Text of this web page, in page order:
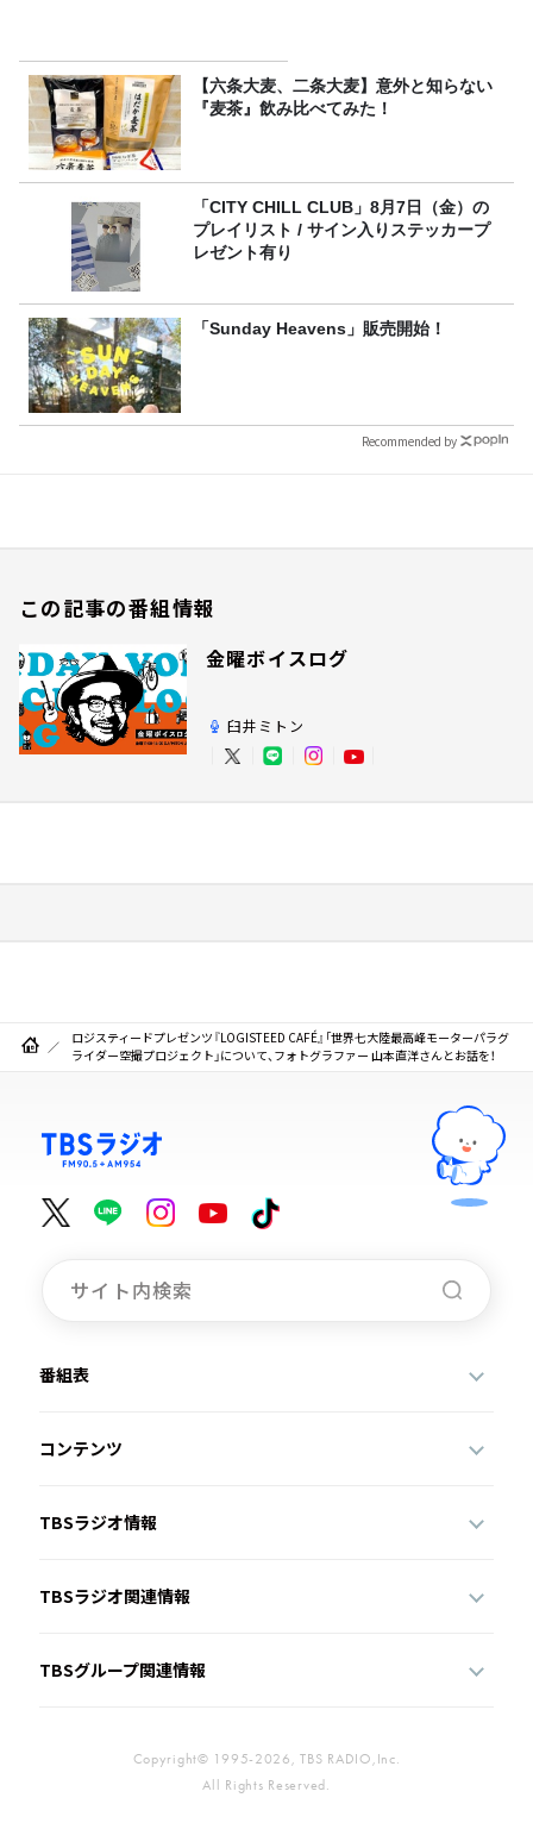
【六条大麦、二条大麦】意外と知らない
『麦茶』飲み比べてみた！
「CITY CHILL CLUB」8月7日（金）の
プレイリスト / サイン入りステッカープ
レゼント有り
「Sunday Heavens」販売開始！
Recommended by
この記事の番組情報
金曜ボイスログ
臼井ミトン
ロジスティードプレゼンツ『LOGISTEED CAFÉ』「世界七大陸最高峰モーターパラグ
ライダー空撮プロジェクト」について、フォトグラファー 山本直洋さんとお話を！
番組表
コンテンツ
TBSラジオ情報
TBSラジオ関連情報
TBSグループ関連情報
Copyright© 1995-2026, TBS RADIO,Inc.
All Rights Reserved.